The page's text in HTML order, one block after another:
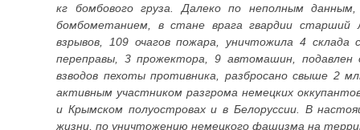
кг бомбового груза. Далеко по неполным
бомбометанием, в стане врага гвардии старший
взрывов, 109 очагов пожара, уничтожила 4
переправы, 3 прожектора, 9 автомашин,
взводов пехоты противника, разбросано свыше 2
активным участником разгрома немецких
и Крымском полуостровах и в Белоруссии. В
жизни, по уничтожению немецкого фашизма на